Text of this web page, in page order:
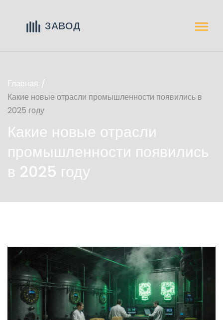
Главная
Какие новые отрасли промышленности появились в
2025 году
Какие новые отрасли
промышленности появились
в 2025 году